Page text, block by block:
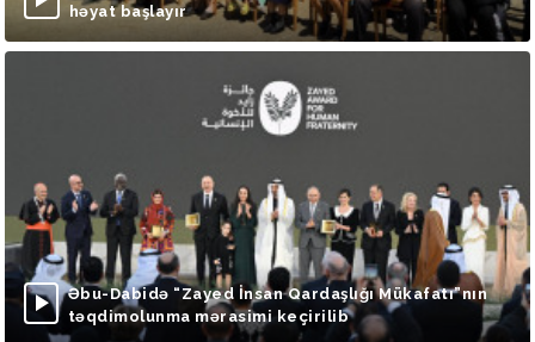
həyat başlayır
Əbu-Dabidə “Zayed İnsan Qardaşlığı Mükafatı”nın
təqdimolunma mərasimi keçirilib